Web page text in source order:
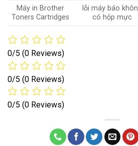
Máy in Brother
Toners Cartridges
lỗi máy báo
có hộp mực
0/5 (0 Reviews)
0/5 (0 Reviews)
0/5 (0 Reviews)